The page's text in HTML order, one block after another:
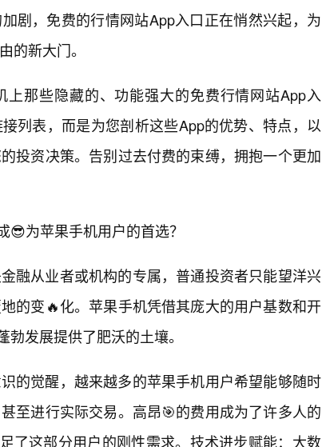
剧，免费的行情网站App入口正在悄然兴起，为
的新大门。
那些隐藏的、功能强大的免费行情网站App入
列表，而是为您剖析这些App的优势、特点，以
投资决策。告别过去付费的束缚，拥抱一个更加
😎为苹果手机用户的首选？
融从业者或机构的专属，普通投资者只能望洋兴
的变🔥化。苹果手机凭借其庞大的用户基数和开
发展提供了肥沃的土壤。
的觉醒，越来越多的苹果手机用户希望能够随时
至进行实际交易。高昂🎯的费用成为了许多人的
了这部分用户的刚性需求。技术进步赋能：大数